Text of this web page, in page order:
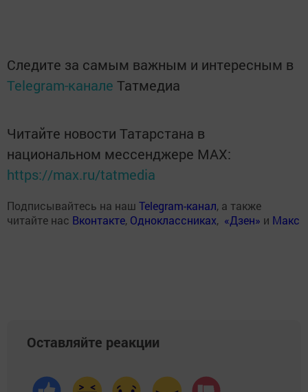
Следите за самым важным и интересным в
Telegram-канале Татмедиа
Читайте новости Татарстана в
национальном мессенджере MАХ:
https://max.ru/tatmedia
Подписывайтесь на наш Telegram-канал, а также
читайте нас Вконтакте, Одноклассниках, «Дзен» и Макс
Оставляйте реакции